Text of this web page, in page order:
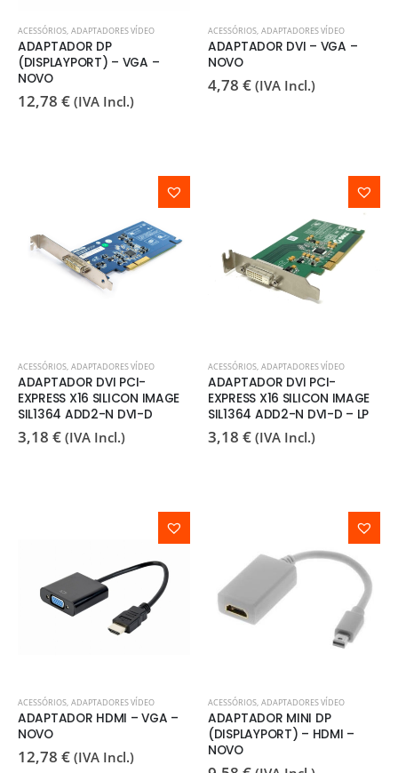
ACESSÓRIOS, ADAPTADORES VÍDEO
ADAPTADOR DP
(DISPLAYPORT) – VGA –
NOVO
12,78 € (IVA Incl.)
ACESSÓRIOS, ADAPTADORES VÍDEO
ADAPTADOR DVI – VGA –
NOVO
4,78 € (IVA Incl.)
ACESSÓRIOS, ADAPTADORES VÍDEO
ADAPTADOR DVI PCI-
EXPRESS X16 SILICON IMAGE
SIL1364 ADD2-N DVI-D
3,18 € (IVA Incl.)
ACESSÓRIOS, ADAPTADORES VÍDEO
ADAPTADOR DVI PCI-
EXPRESS X16 SILICON IMAGE
SIL1364 ADD2-N DVI-D – LP
3,18 € (IVA Incl.)
ACESSÓRIOS, ADAPTADORES VÍDEO
ADAPTADOR HDMI – VGA –
NOVO
12,78 € (IVA Incl.)
ACESSÓRIOS, ADAPTADORES VÍDEO
ADAPTADOR MINI DP
(DISPLAYPORT) – HDMI –
NOVO